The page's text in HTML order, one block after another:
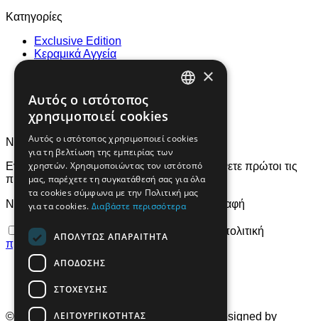
Κατηγορίες
Exclusive Edition
Κεραμικά Αγγεία
Κοσμήματα
Εικόνες
Μπρούτζινα
Newsletter!
Εγγραφείτε στο newsletter μας για να μαθαίνετε πρώτοι τις
προσφορές και τα νέα μας προϊόντα!
Newsletter! Εγγραφή
Συμφωνώ με τουςόρους χρήσης
και τη πολιτική
προστασίας προσωπικών δεδομένων
© 2026 Karyatisart.gr. All rights reserved. Designed by
×
Αυτός ο ιστότοπος
χρησιμοποιεί cookies
Αυτός ο ιστότοπος χρησιμοποιεί cookies
για τη βελτίωση της εμπειρίας των
χρηστών. Χρησιμοποιώντας τον ιστότοπό
μας, παρέχετε τη συγκατάθεσή σας για όλα
τα cookies σύμφωνα με την Πολιτική μας
για τα cookies. Διαβάστε περισσότερα
ΑΠΟΛΎΤΩΣ ΑΠΑΡΑΊΤΗΤΑ
ΑΠΌΔΟΣΗΣ
ΣΤΌΧΕΥΣΗΣ
ΛΕΙΤΟΥΡΓΙΚΌΤΗΤΑΣ